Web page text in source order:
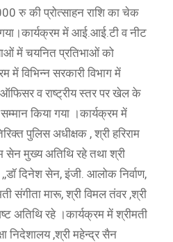
रु की प्रोत्साहन राशि का चेक
में आई.आई.टी व नीट
में चयनित प्रतिभाओं को
में विभिन्न सरकारी विभाग में
व राष्ट्रीय स्तर पर खेल के
किया गया ।कार्यक्रम में
पुलिस अधीक्षक , श्री हरिराम
सेन मुख्य अतिथि रहे तथा श्री
दिनेश सेन, इंजी. आलोक निर्वाण,
संगीता मारू, श्री विमल तंवर ,श्री
अतिथि रहे ।कार्यक्रम में श्रीमती
निदेशालय ,श्री महेन्द्र सैन